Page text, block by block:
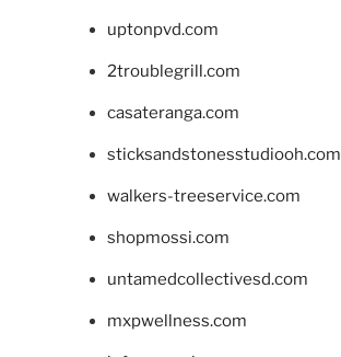
uptonpvd.com
2troublegrill.com
casateranga.com
sticksandstonesstudiooh.com
walkers-treeservice.com
shopmossi.com
untamedcollectivesd.com
mxpwellness.com